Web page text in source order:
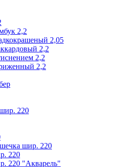
2,2
2,05
2,2
2,2
2,2
220
шир. 220
220
220 "Акварель"